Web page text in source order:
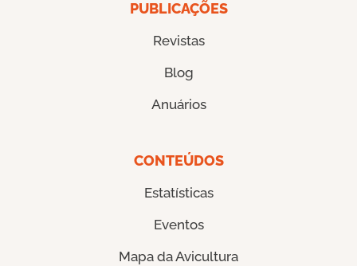
PUBLICAÇÕES
Revistas
Blog
Anuários
CONTEÚDOS
Estatísticas
Eventos
Mapa da Avicultura